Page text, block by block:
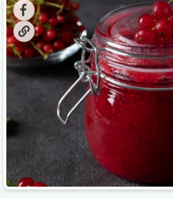
„ცოცხალი ჯემის“ მომზადებაა -